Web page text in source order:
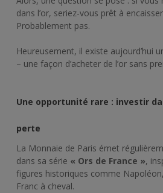
dans l’or, seriez-vous prêt à
Probablement pas.
Heureusement, il existe aujourd’hui
– une façon d’acheter de l’or sans
Une opportunité rare : investir
perte
La Monnaie de Paris émet
dans sa série « Ors de France »,
figures historiques comme
Franc à cheval.